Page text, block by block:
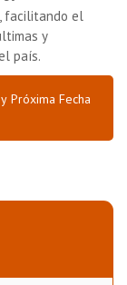
facilitando el
y
país.
Próxima Fecha